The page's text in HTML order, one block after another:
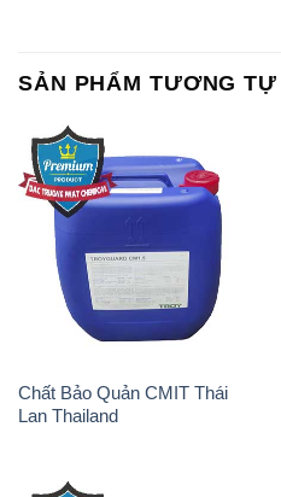
SẢN PHẨM TƯƠNG TỰ
Chất Bảo Quản CMIT Thái
Lan Thailand